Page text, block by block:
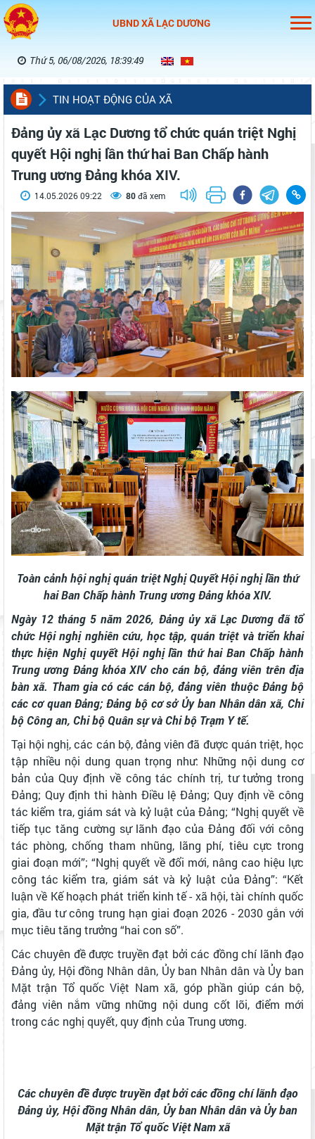
UBND XÃ LẠC DƯƠNG
Thứ 5, 06/08/2026, 18:39:49
TIN HOẠT ĐỘNG CỦA XÃ
Đảng ủy xã Lạc Dương tổ chức quán triệt Nghị
quyết Hội nghị lần thứ hai Ban Chấp hành
Trung ương Đảng khóa XIV.
14.05.2026 09:22 80đã xem
Toàn cảnh hội nghị quán triệt Nghị Quyết Hội nghị lần thứ
hai Ban Chấp hành Trung ương Đảng khóa XIV.
Ngày 12 tháng 5 năm 2026, Đảng ủy xã Lạc Dương đã tổ
chức Hội nghị nghiên cứu, học tập, quán triệt và triển khai
thực hiện Nghị quyết Hội nghị lần thứ hai Ban Chấp hành
Trung ương Đảng khóa XIV cho cán bộ, đảng viên trên địa
bàn xã. Tham gia có các cán bộ, đảng viên thuộc Đảng bộ
các cơ quan Đảng; Đảng bộ cơ sở Ủy ban Nhân dân xã, Chi
bộ Công an, Chi bộ Quân sự và Chi bộ Trạm Y tế.
Tại hội nghị, các cán bộ, đảng viên đã được quán triệt, học
tập nhiều nội dung quan trọng như: Những nội dung cơ
bản của Quy định về công tác chính trị, tư tưởng trong
Đảng; Quy định thi hành Điều lệ Đảng; Quy định về công
tác kiểm tra, giám sát và kỷ luật của Đảng; ​“Nghị quyết về
tiếp tục tăng cường sự lãnh đạo của Đảng đối với công
tác phòng, chống tham nhũng, lãng phí, tiêu cực trong
giai đoạn mới”; ​“Nghị quyết về đổi mới, nâng cao hiệu lực
công tác kiểm tra, giám sát và kỷ luật của Đảng”: ​“Kết
luận về Kế hoạch phát triển kinh tế - xã hội, tài chính quốc
gia, đầu tư công trung hạn giai đoạn 2026 - 2030 gắn với
mục tiêu tăng trưởng “hai con số”.
Các chuyên đề được truyền đạt bởi các đồng chí lãnh đạo
Đảng ủy, Hội đồng Nhân dân, Ủy ban Nhân dân và Ủy ban
Mặt trận Tổ quốc Việt Nam xã, góp phần giúp cán bộ,
đảng viên nắm vững những nội dung cốt lõi, điểm mới
trong các nghị quyết, quy định của Trung ương.
Các chuyên đề được truyền đạt bởi các đồng chí lãnh đạo
Đảng ủy, Hội đồng Nhân dân, Ủy ban Nhân dân và Ủy ban
Mặt trận Tổ quốc Việt Nam xã